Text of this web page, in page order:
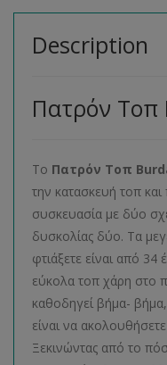
Description
Πατρόν Τοπ
Το Πατρόν Τοπ
την κατασκευή τοπ
συσκευασία με δύο
δυσκολίας δύο. Τα
φτιάξετε είναι από
εύκολα τοπ χάρη στο
καθοδηγεί βήμα-
είναι να
Ξεκινώντας από το